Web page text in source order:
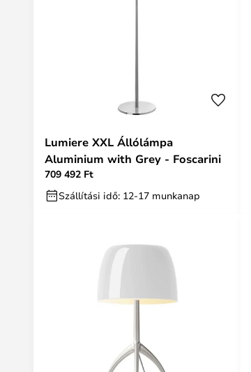
Lumiere XXL Állólámpa
Aluminium with Grey - Foscarini
709 492 Ft
Szállítási idő: 12-17 munkanap